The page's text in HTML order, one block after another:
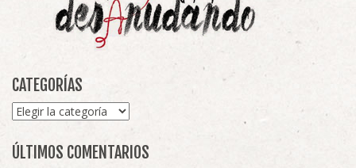
CATEGORÍAS
Categorías
ÚLTIMOS COMENTARIOS